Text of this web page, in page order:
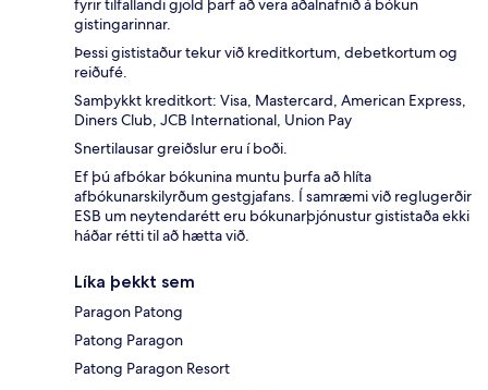
fyrir tilfallandi gjöld þarf að vera aðalnafnið á bókun
gistingarinnar.
Þessi gististaður tekur við kreditkortum, debetkortum og
reiðufé.
Samþykkt kreditkort: Visa, Mastercard, American Express,
Diners Club, JCB International, Union Pay
Snertilausar greiðslur eru í boði.
Ef þú afbókar bókunina muntu þurfa að hlíta
afbókunarskilyrðum gestgjafans. Í samræmi við reglugerðir
ESB um neytendarétt eru bókunarþjónustur gististaða ekki
háðar rétti til að hætta við.
Líka þekkt sem
Paragon Patong
Patong Paragon
Patong Paragon Resort